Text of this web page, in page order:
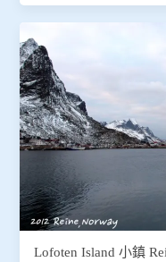
Lofoten Island 小鎮